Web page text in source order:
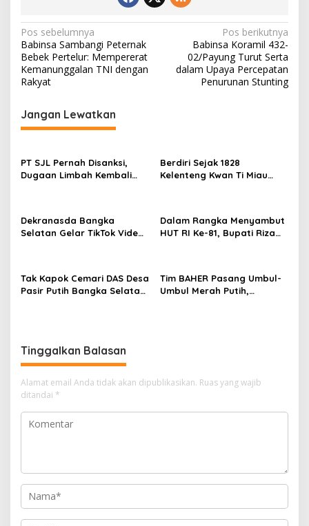
Navigasi
pos
Pos sebelumnya
Babinsa Sambangi Peternak
Bebek Pertelur: Mempererat
Kemanunggalan TNI dengan
Rakyat
Pos berikutnya
Babinsa Koramil 432-
02/Payung Turut Serta
dalam Upaya Percepatan
Penurunan Stunting
Jangan Lewatkan
PT SJL Pernah Disanksi,
Dugaan Limbah Kembali
Pencemaran
Berdiri Sejak 1828
Kelenteng Kwan Ti Miau
Dekranasda Bangka
Selatan Gelar TikTok Video
Dalam Rangka Menyambut
HUT RI Ke-81, Bupati Riza
Kendaraan Bermotor
Tak Kapok Cemari DAS Desa
Pasir Putih Bangka Selatan,
Tim BAHER Pasang Umbul-
Umbul Merah Putih,
Tinggalkan Balasan
Alamat email Anda tidak akan dipublikasikan. Ruas yang wajib
ditandai *